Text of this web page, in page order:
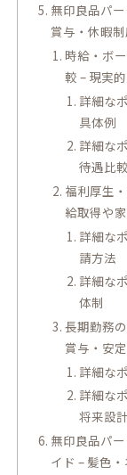
無印良品パ
賞与・休暇
時給・ボ
較 – 現実
詳細な
具体例
詳細な
待遇比較
福利厚生
給取得や
詳細な
請方法
詳細な
体制
長期勤務
賞与・安
詳細な
詳細な
将来設計
無印良品パ
イド – 髪色